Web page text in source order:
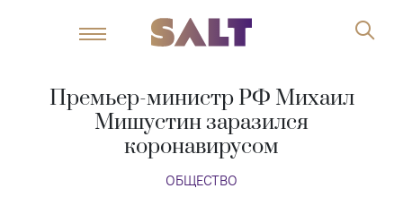
Премьер-министр РФ Михаил
Мишустин заразился
коронавирусом
ОБЩЕСТВО